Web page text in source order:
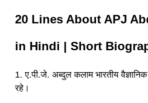
20 Lines About APJ
in Hindi | Short
1. ए.पी.जे. अब्दुल कलाम भारतीय वैज्ञानिक
रहे।